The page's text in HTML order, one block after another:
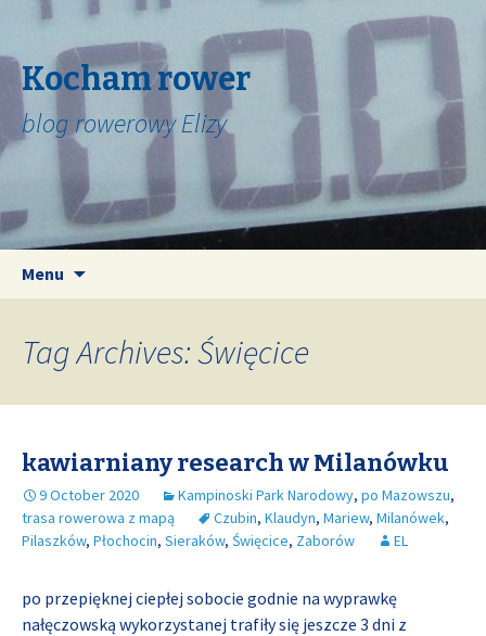
Kocham rower
blog rowerowy Elizy
Menu
Tag Archives: Święcice
kawiarniany research w Milanówku
9 October 2020 Kampinoski Park Narodowy, po Mazowszu,
trasa rowerowa z mapą
Czubin, Klaudyn, Mariew, Milanówek,
Pilaszków, Płochocin, Sieraków, Święcice, Zaborów EL
po przepięknej ciepłej sobocie godnie na wyprawkę
nałęczowską wykorzystanej trafiły się jeszcze 3 dni z